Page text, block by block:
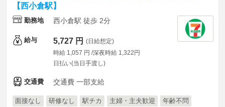
【西小倉駅】
勤務地 西小倉駅 徒歩 2分
給与 5,727 円 (日給想定)
時給 1,057 円 /深夜時給 1,322円
日払い(当日手渡し)
交通費 交通費 一部支給
面接なし 研修なし 駅チカ 主婦・主夫歓迎
年齢不問